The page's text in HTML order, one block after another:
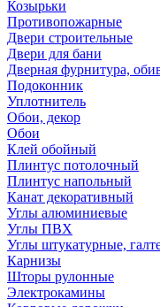
Козырьки
Противопожарные
Двери строительные
Двери для бани
Дверная фурнитура,
Подоконник
Уплотнитель
Обои, декор
Обои
Клей обойный
Плинтус потолочный
Плинтус напольный
Канат декоративный
Углы алюминиевые
Углы ПВХ
Углы штукатурные,
Карнизы
Шторы рулонные
Электрокамины